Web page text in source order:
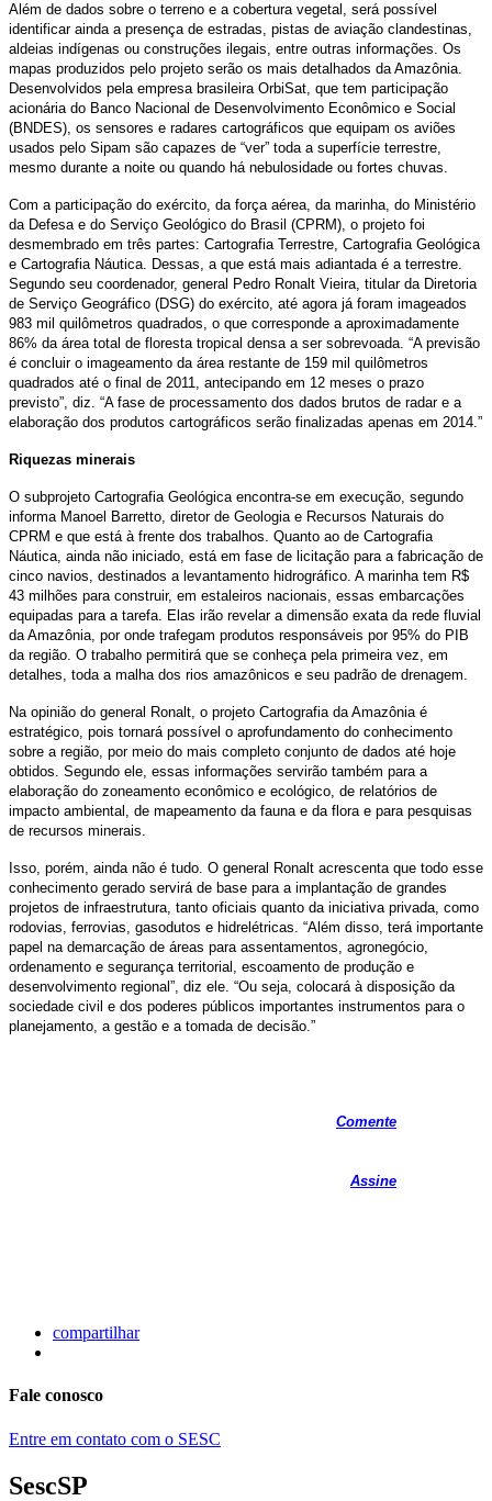
Além de dados sobre o terreno e a cobertura vegetal, será possível
identificar ainda a presença de estradas, pistas de aviação clandestinas,
aldeias indígenas ou construções ilegais, entre outras informações. Os
mapas produzidos pelo projeto serão os mais detalhados da Amazônia.
Desenvolvidos pela empresa brasileira OrbiSat, que tem participação
acionária do Banco Nacional de Desenvolvimento Econômico e Social
(BNDES), os sensores e radares cartográficos que equipam os aviões
usados pelo Sipam são capazes de “ver” toda a superfície terrestre,
mesmo durante a noite ou quando há nebulosidade ou fortes chuvas.
Com a participação do exército, da força aérea, da marinha, do Ministério
da Defesa e do Serviço Geológico do Brasil (CPRM), o projeto foi
desmembrado em três partes: Cartografia Terrestre, Cartografia Geológica
e Cartografia Náutica. Dessas, a que está mais adiantada é a terrestre.
Segundo seu coordenador, general Pedro Ronalt Vieira, titular da Diretoria
de Serviço Geográfico (DSG) do exército, até agora já foram imageados
983 mil quilômetros quadrados, o que corresponde a aproximadamente
86% da área total de floresta tropical densa a ser sobrevoada. “A previsão
é concluir o imageamento da área restante de 159 mil quilômetros
quadrados até o final de 2011, antecipando em 12 meses o prazo
previsto”, diz. “A fase de processamento dos dados brutos de radar e a
elaboração dos produtos cartográficos serão finalizadas apenas em 2014.”
Riquezas minerais
O subprojeto Cartografia Geológica encontra-se em execução, segundo
informa Manoel Barretto, diretor de Geologia e Recursos Naturais do
CPRM e que está à frente dos trabalhos. Quanto ao de Cartografia
Náutica, ainda não iniciado, está em fase de licitação para a fabricação de
cinco navios, destinados a levantamento hidrográfico. A marinha tem R$
43 milhões para construir, em estaleiros nacionais, essas embarcações
equipadas para a tarefa. Elas irão revelar a dimensão exata da rede fluvial
da Amazônia, por onde trafegam produtos responsáveis por 95% do PIB
da região. O trabalho permitirá que se conheça pela primeira vez, em
detalhes, toda a malha dos rios amazônicos e seu padrão de drenagem.
Na opinião do general Ronalt, o projeto Cartografia da Amazônia é
estratégico, pois tornará possível o aprofundamento do conhecimento
sobre a região, por meio do mais completo conjunto de dados até hoje
obtidos. Segundo ele, essas informações servirão também para a
elaboração do zoneamento econômico e ecológico, de relatórios de
impacto ambiental, de mapeamento da fauna e da flora e para pesquisas
de recursos minerais.
Isso, porém, ainda não é tudo. O general Ronalt acrescenta que todo esse
conhecimento gerado servirá de base para a implantação de grandes
projetos de infraestrutura, tanto oficiais quanto da iniciativa privada, como
rodovias, ferrovias, gasodutos e hidrelétricas. “Além disso, terá importante
papel na demarcação de áreas para assentamentos, agronegócio,
ordenamento e segurança territorial, escoamento de produção e
desenvolvimento regional”, diz ele. “Ou seja, colocará à disposição da
sociedade civil e dos poderes públicos importantes instrumentos para o
planejamento, a gestão e a tomada de decisão.”
Comente
Assine
compartilhar
Fale conosco
Entre em contato com o SESC
SescSP